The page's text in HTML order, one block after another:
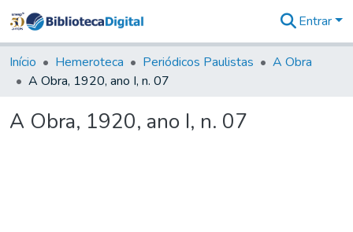
&
Coleções
Tudo na
Digital
Entrar
Início Hemeroteca Periódicos Paulistas
A Obra
A Obra, 1920, ano I, n. 07
A Obra, 1920, ano I, n. 07